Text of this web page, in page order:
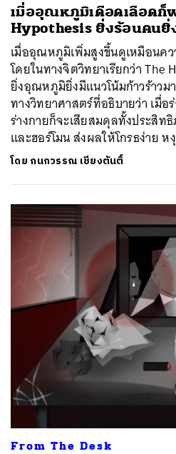
เมื่ออุณหภูมิเดือดเลือดก็
Hypothesis ยิ่งร้อนคนยิ่
เมื่ออุณหภูมิเพิ่มสูงขึ้นดูเหมือนค
โดยในทางจิตวิทยาเรียกว่า The
ยิ่งอุณหภูมิยิ่งมีแนวโน้มก้าวร้าวม
ทางวิทยาศาสตร์ที่อธิบายว่า เมื่
ร่างกายก็จะเสียสมดุลทั้งประสิท
และฮอร์โมน ส่งผลให้โกรธง่าย
โดย กนกวรรณ เชียงตันติ์
From The Desk